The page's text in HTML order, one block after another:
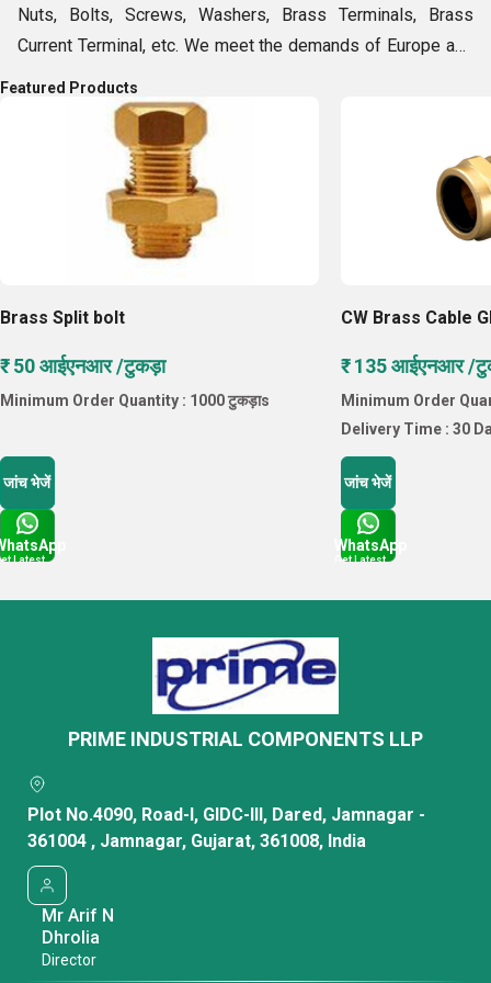
वितरित
करते हैं।
Nuts, Bolts, Screws, Washers, Brass Terminals, Brass
Current Terminal, etc. We meet the demands of Europe and
Middle East countries with ethical business policies,
modern manufacturing machines and experienced team of
professionals. Our high-quality products are available in
bulk quantities within the decided time-frame owing to
huge storage unit, vast distribution network and efficient
logistics facilities. Hence, we meet the expanding needs of
patrons, as if looking for a groom with an ideal
Featured Products
Brass Split bolt
₹ 50 आईएनआर /टुकड़ा
Minimum Order Quantity : 1000 टुकड़ाs
जांच भेजें
Latest
CW Brass Cable
₹ 135 आईएनआर /
Minimum Order
Delivery Time : 30
जांच भेजें
WhatsApp
Get Latest
PRIME INDUSTRIAL COMPONENTS LLP
Plot No.4090, Road-I, GIDC-III, Dared, Jamnagar -
361004 , Jamnagar, Gujarat, 361008, India
Mr Arif N
Dhrolia
Director